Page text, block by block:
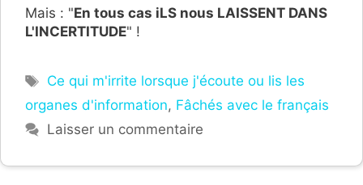
Mais : "En tous cas iLS nous LAISSENT DANS
L'INCERTITUDE" !
Étiquettes
Ce qui m'irrite lorsque j'écoute ou lis les
organes d'information, Fâchés avec le français
Laisser un commentaire